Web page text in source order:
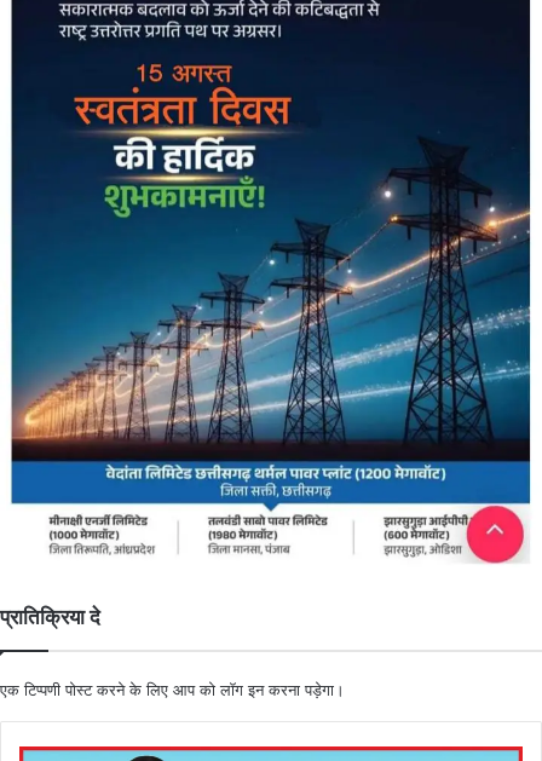
प्रातिक्रिया दे
एक टिप्पणी पोस्ट करने के लिए आप कोलॉग इनकरना पड़ेगा।